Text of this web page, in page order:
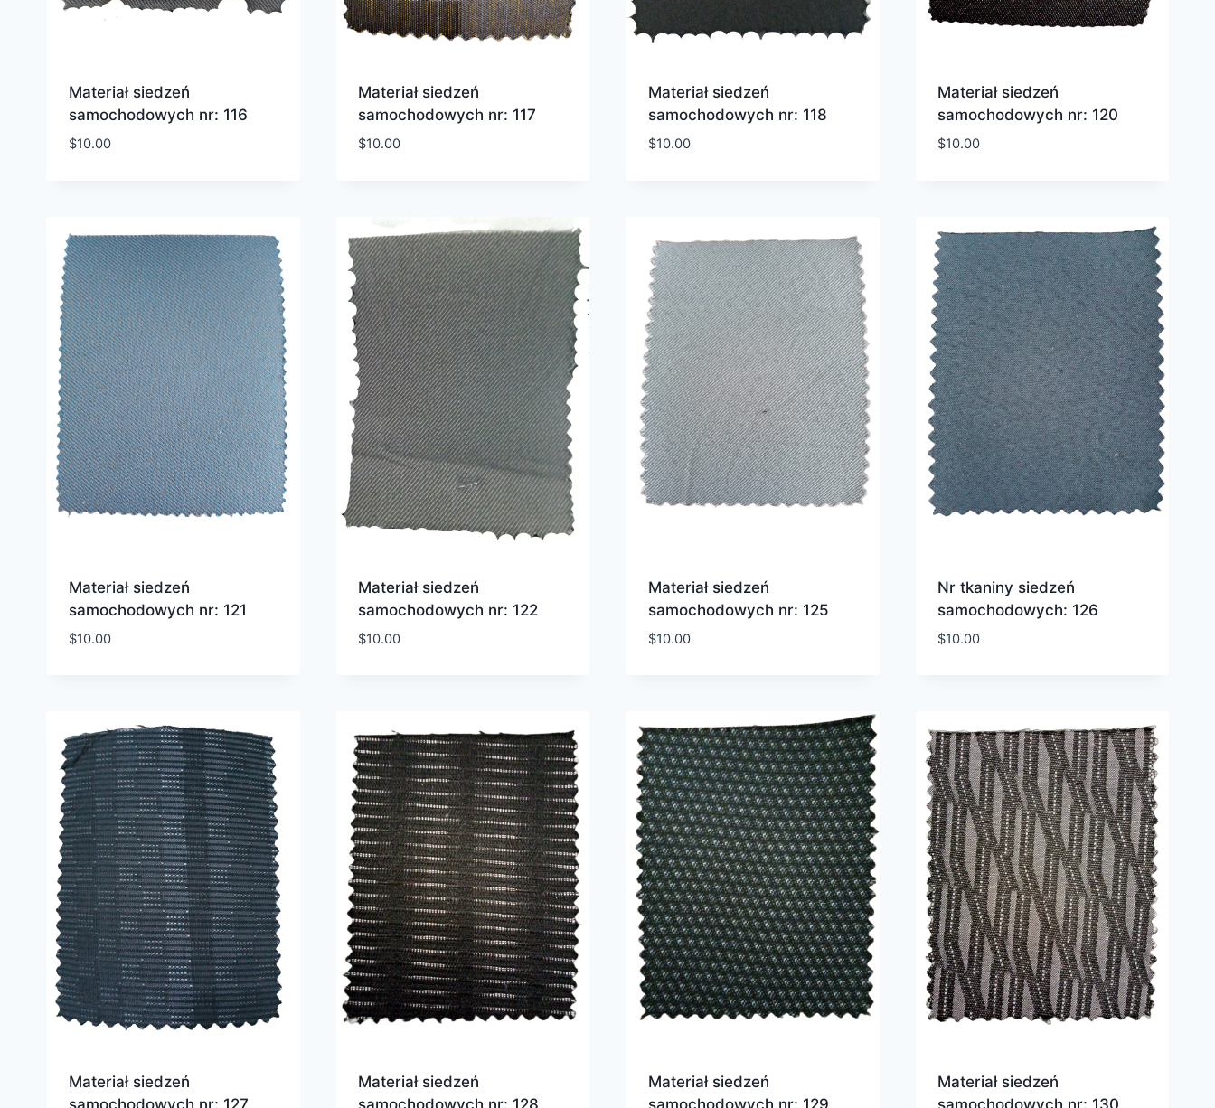
Materiał siedzeń
samochodowych nr: 116
$10.00
Materiał siedzeń
samochodowych nr: 117
$10.00
Materiał siedzeń
samochodowych nr: 118
$10.00
Materiał siedzeń
samochodowych nr: 120
$10.00
Materiał siedzeń
samochodowych nr: 121
$10.00
Materiał siedzeń
samochodowych nr: 122
$10.00
Materiał siedzeń
samochodowych nr: 125
$10.00
Nr tkaniny siedzeń
samochodowych: 126
$10.00
Materiał siedzeń
samochodowych nr: 127
Materiał siedzeń
samochodowych nr: 128
Materiał siedzeń
samochodowych nr: 129
Materiał siedzeń
samochodowych nr: 130